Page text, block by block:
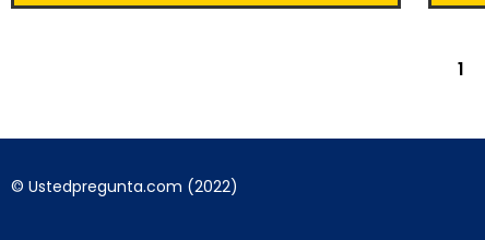
1
© Ustedpregunta.com (2022)